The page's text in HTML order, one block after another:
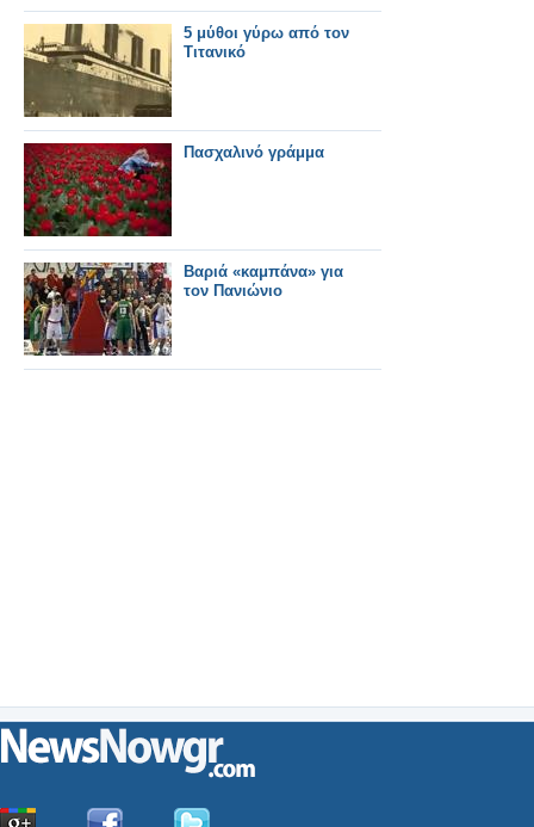
5 μύθοι γύρω από τον
Τιτανικό
Πασχαλινό γράμμα
Βαριά «καμπάνα» για
τον Πανιώνιο